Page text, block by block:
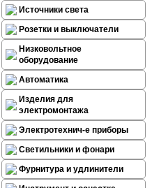
Источники света
Розетки и выключатели
Низковольтное
оборудование
Автоматика
Изделия для
электромонтажа
Электротехнич-е приборы
Светильники и фонари
Фурнитура и удлинители